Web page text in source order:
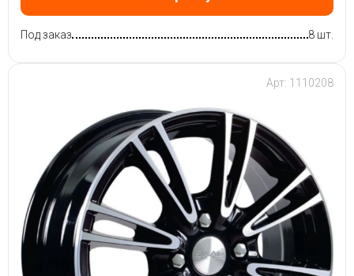
Под заказ 8 шт.
Арт: 1110208